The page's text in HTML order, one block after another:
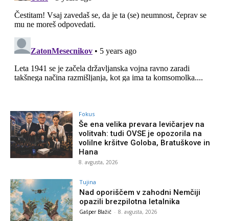
Fokus
Še ena velika prevara levičarjev na
volitvah: tudi OVSE je opozorila na
volilne kršitve Goloba, Bratuškove in
Hana
8. avgusta, 2026
Tujina
Nad oporiščem v zahodni Nemčiji
opazili brezpilotna letalnika
Gašper Blažič - 8. avgusta, 2026